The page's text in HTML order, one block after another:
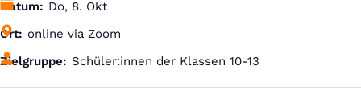
Datum
Do, 8. Okt
Ort
online via Zoom
Zielgruppe
Schüler:innen der Klassen 10-13